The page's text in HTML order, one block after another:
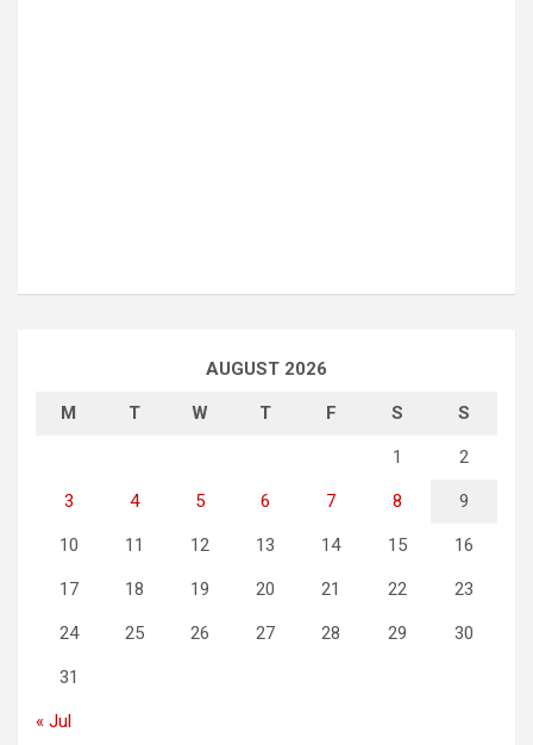
AUGUST 2026
M T W T F S S
1 2
3 4 5 6 7 8 9
10 11 12 13 14 15 16
17 18 19 20 21 22 23
24 25 26 27 28 29 30
31
« Jul